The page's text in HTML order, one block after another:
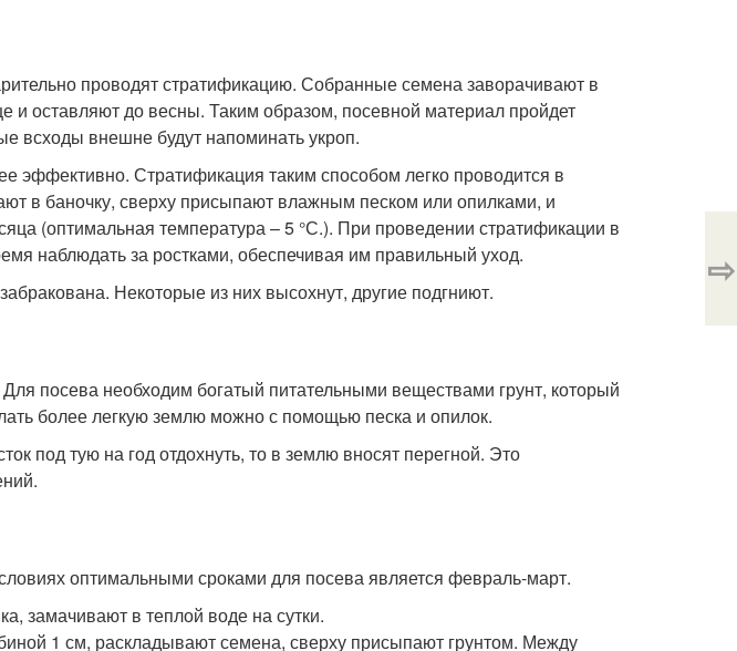
проводят стратификацию. Собранные семена заворачивают в
и оставляют до весны. Таким образом, посевной материал пройдет
всходы внешне будут напоминать укроп.
эффективно. Стратификация таким способом легко проводится в
в баночку, сверху присыпают влажным песком или опилками, и
(оптимальная температура – 5 °С.). При проведении стратификации в
наблюдать за ростками, обеспечивая им правильный уход.
Некоторые из них высохнут, другие подгниют.
посева необходим богатый питательными веществами грунт, который
более легкую землю можно с помощью песка и опилок.
под тую на год отдохнуть, то в землю вносят перегной. Это
оптимальными сроками для посева является февраль-март.
замачивают в теплой воде на сутки.
1 см, раскладывают семена, сверху присыпают грунтом. Между
⇨